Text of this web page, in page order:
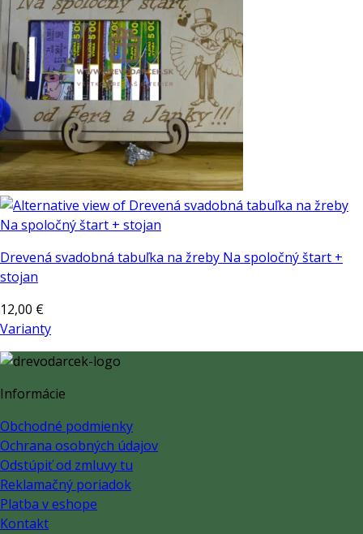
Drevená svadobná tabuľka na žreby Na spoločný štart +
stojan
12,00 €
Varianty
Informácie
Obchodné podmienky
Ochrana osobných údajov
Odstúpiť od zmluvy tu
Reklamačný poriadok
Platba v eshope
Kontakt